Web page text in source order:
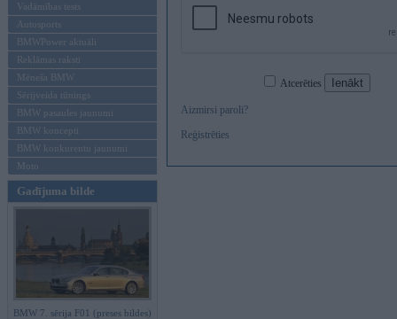
Vadāmības tests
Autosports
BMWPower aktuāli
Reklāmas raksti
Mēneša BMW
Sērijveida tūnings
BMW pasaules jaunumi
BMW koncepti
BMW konkurentu jaunumi
Moto
Gadījuma bilde
BMW 7. sērija F01 (preses bildes)
Atcerēties
Aizmirsi paroli?
Reģistrēties